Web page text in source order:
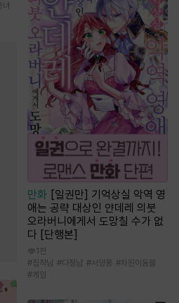
만화 [일권만] 기억상실 악역 영
애는 공략 대상인 얀데레 의붓
오라버니에게서 도망칠 수가 없
다 [단행본]
1천
#집착남 #다정남 #서양풍 #차원이동물
#게임